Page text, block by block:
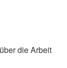
die Arbeit